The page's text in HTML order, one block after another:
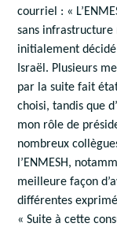
courriel : «
sans infrastructure
initialement
Israël. Plusieurs
par la suite fait
choisi, tandis que
mon rôle de
nombreux
l’ENMESH,
meilleure façon
différentes
« Suite à cette